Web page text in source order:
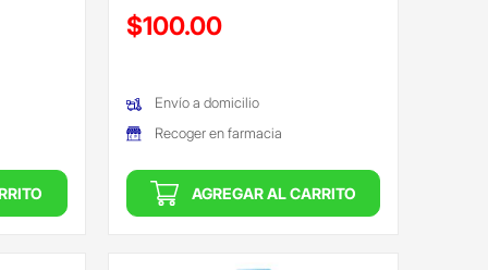
Precio reducido de
$100.00
Envío a domicilio
Recoger en farmacia
AGREGAR AL CARRITO